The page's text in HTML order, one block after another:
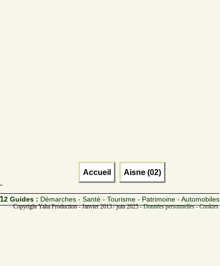
Accueil Aisne (02)
12 Guides : Démarches - Santé - Tourisme - Patrimoine - Automobiles
Copyright Yalta Production - Janvier 2013 / juin 2025 -Données personnelles -